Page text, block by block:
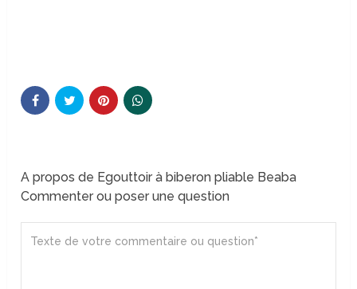
A propos de Egouttoir à biberon pliable Beaba
Commenter ou poser une question